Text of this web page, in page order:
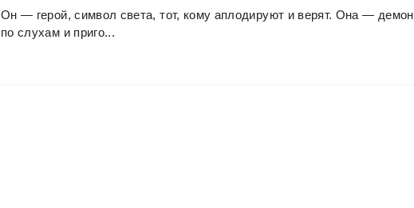
Он — герой, символ света, тот, кому аплодируют и верят. Она — демон
по слухам и приго...